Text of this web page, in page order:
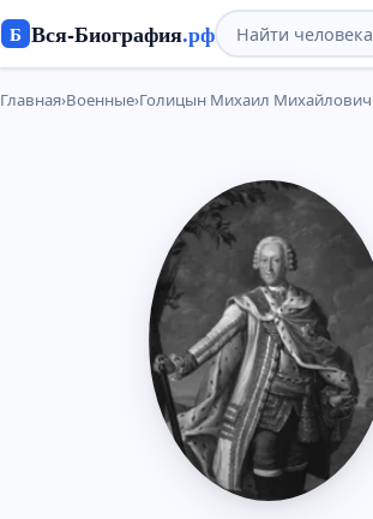
Б Вся-Биография.рф
Главная›Военные›Голицын Михаил Михайлович